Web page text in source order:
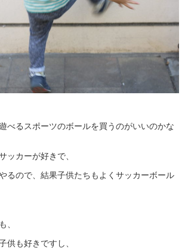
べるスポーツのボールを買うのがいいのかな
ッカーが好きで、
るので、結果子供たちもよくサッカーボール
、
供も好きですし、